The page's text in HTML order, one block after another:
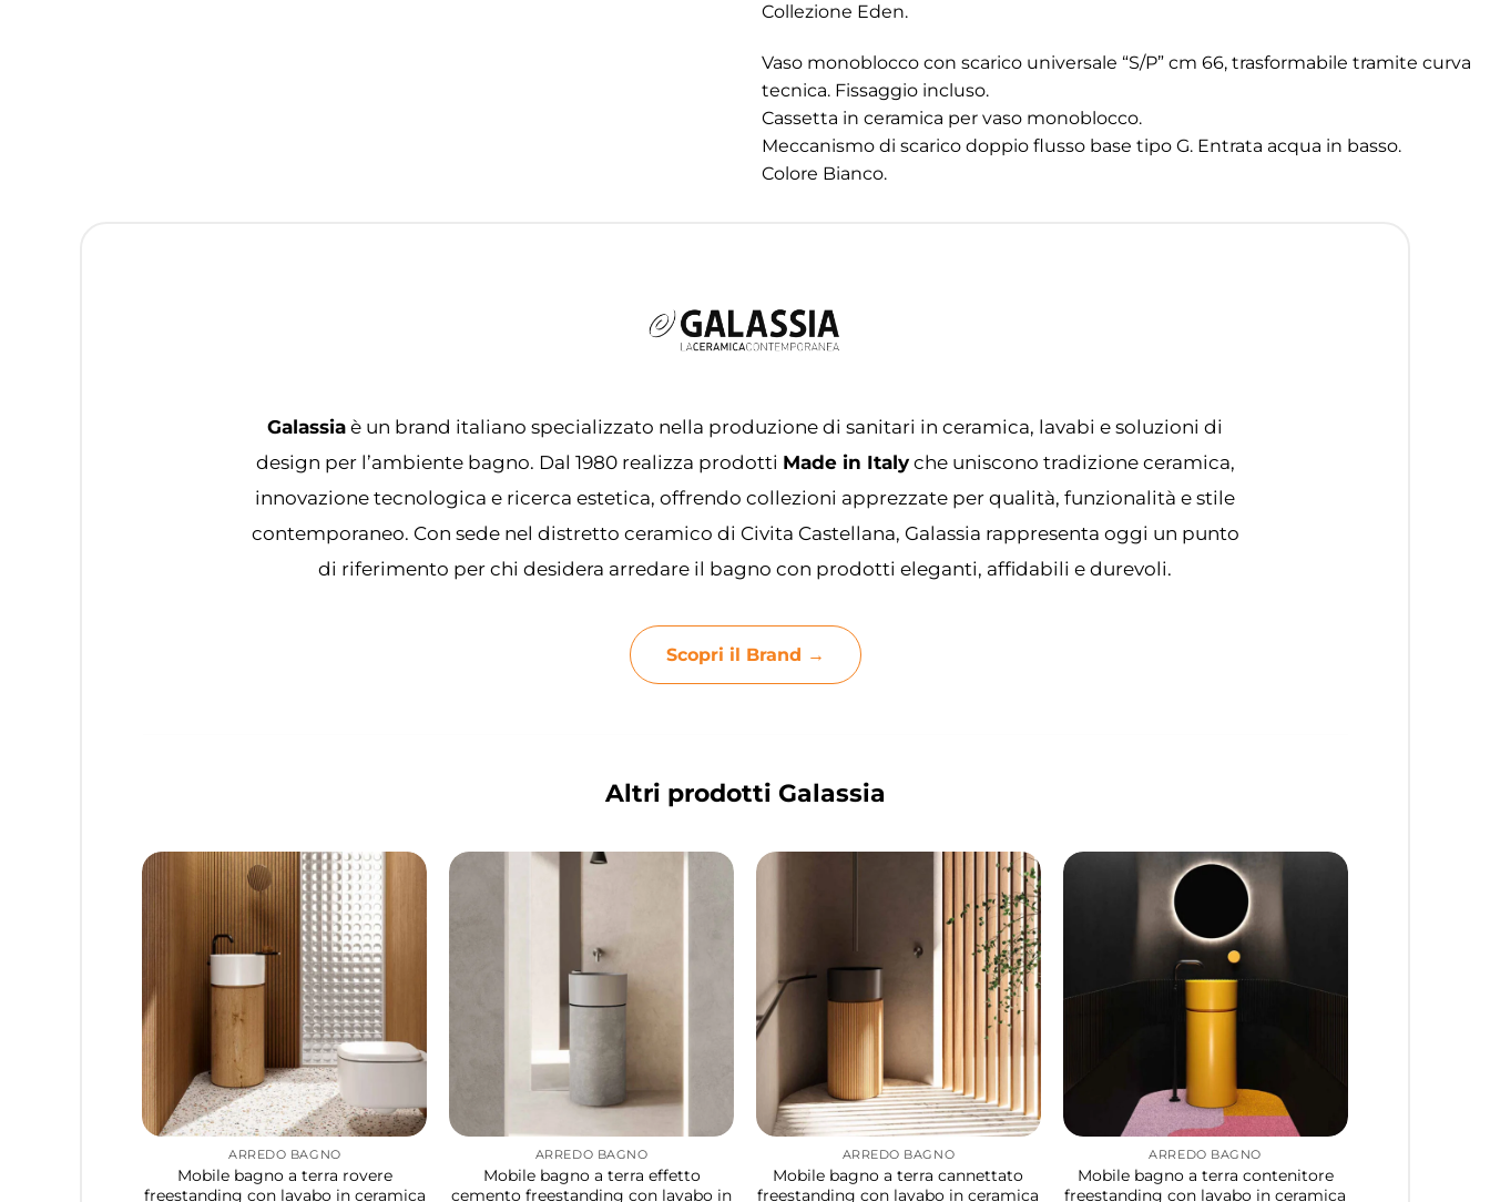
Collezione Eden.
Vaso monoblocco con scarico universale “S/P” cm 66, trasformabile tramite curva
tecnica. Fissaggio incluso.
Cassetta in ceramica per vaso monoblocco.
Meccanismo di scarico doppio flusso base tipo G. Entrata acqua in basso.
Colore Bianco.
Galassia è un brand italiano specializzato nella produzione di sanitari in ceramica, lavabi e soluzioni di
design per l’ambiente bagno. Dal 1980 realizza prodotti Made in Italyche uniscono tradizione ceramica,
innovazione tecnologica e ricerca estetica, offrendo collezioni apprezzate per qualità, funzionalità e stile
contemporaneo. Con sede nel distretto ceramico di Civita Castellana, Galassia rappresenta oggi un punto
di riferimento per chi desidera arredare il bagno con prodotti eleganti, affidabili e durevoli.
Scopri il Brand →
Altri prodotti Galassia
ARREDO BAGNO
Mobile bagno a terra rovere
freestanding con lavabo in ceramica
ARREDO BAGNO
Mobile bagno a terra effetto
cemento freestanding con lavabo in
ARREDO BAGNO
Mobile bagno a terra cannettato
freestanding con lavabo in ceramica
ARREDO BAGNO
Mobile bagno a terra contenitore
freestanding con lavabo in ceramica